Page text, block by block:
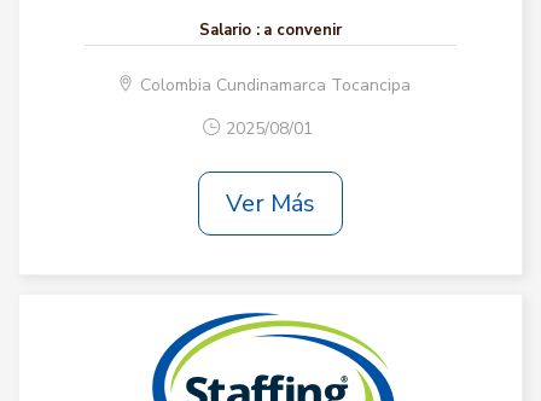
Salario : a convenir
Colombia Cundinamarca Tocancipa
2025/08/01
Ver Más